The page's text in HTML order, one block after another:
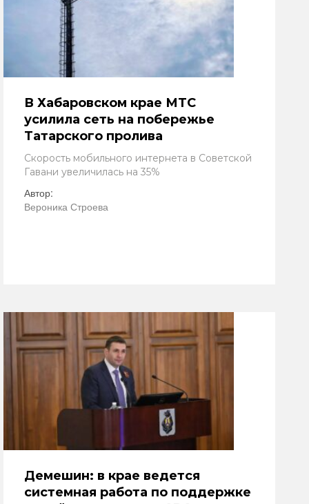
В Хабаровском крае МТС
усилила сеть на побережье
Татарского пролива
Скорость мобильного интернета в Советской
Гавани увеличилась на 35%
Автор:
Вероника Строева
Демешин: в крае ведется
системная работа по поддержке